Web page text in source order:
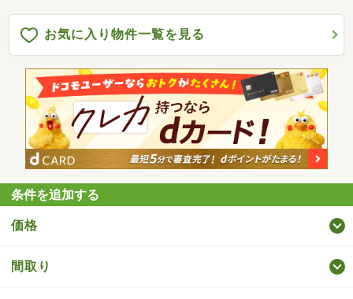
お気に入り物件一覧を見る
条件を追加する
価格
間取り